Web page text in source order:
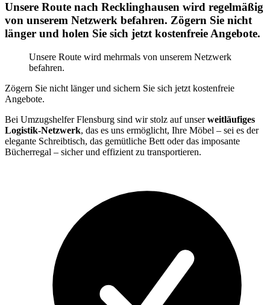
Unsere Route nach Recklinghausen wird regelmäßig
von unserem Netzwerk befahren. Zögern Sie nicht
länger und holen Sie sich jetzt kostenfreie Angebote.
Unsere Route wird mehrmals von unserem Netzwerk
befahren.
Zögern Sie nicht länger und sichern Sie sich jetzt kostenfreie
Angebote.
Bei Umzugshelfer Flensburg sind wir stolz auf unserweitläufiges
Logistik-Netzwerk, das es uns ermöglicht, Ihre Möbel – sei es der
elegante Schreibtisch, das gemütliche Bett oder das imposante
Bücherregal – sicher und effizient zu transportieren.